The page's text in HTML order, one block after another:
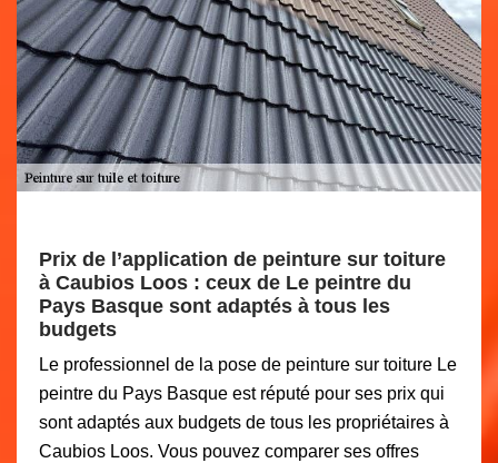
Prix de l’application de peinture sur toiture
à Caubios Loos : ceux de Le peintre du
Pays Basque sont adaptés à tous les
budgets
Le professionnel de la pose de peinture sur toiture Le
peintre du Pays Basque est réputé pour ses prix qui
sont adaptés aux budgets de tous les propriétaires à
Caubios Loos. Vous pouvez comparer ses offres